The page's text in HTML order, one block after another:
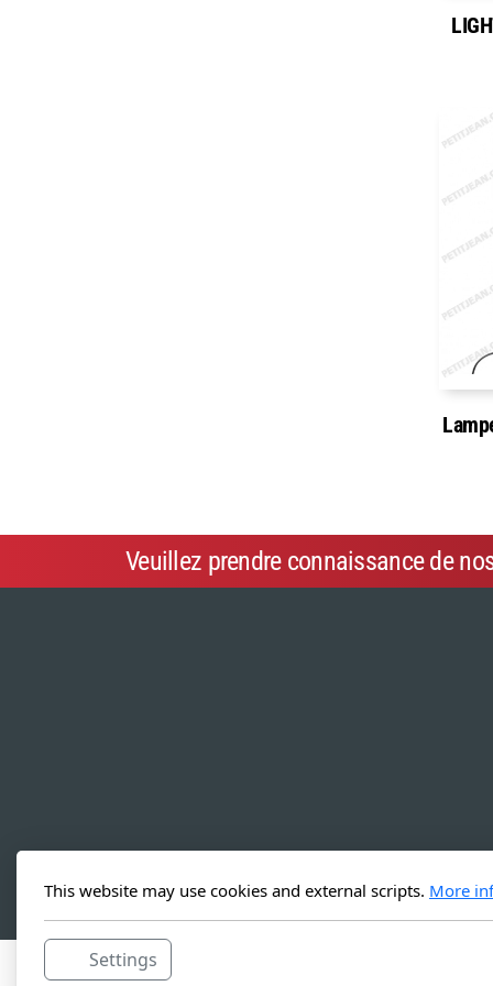
Veuillez prendre connaissance de
This website may use cookies and external scripts. More
Settings